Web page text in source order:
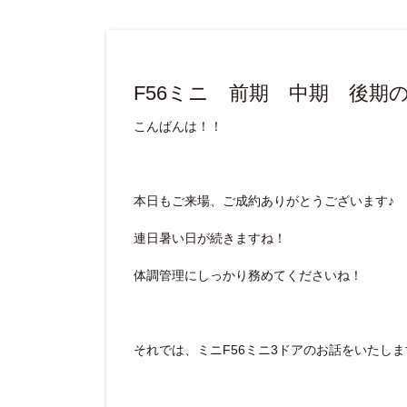
F56ミニ 前期 中期 後期
こんばんは！！
本日もご来場、ご成約ありがとうございます♪
連日暑い日が続きますね！
体調管理にしっかり務めてくださいね！
それでは、ミニF56ミニ3ドアのお話をいたしま